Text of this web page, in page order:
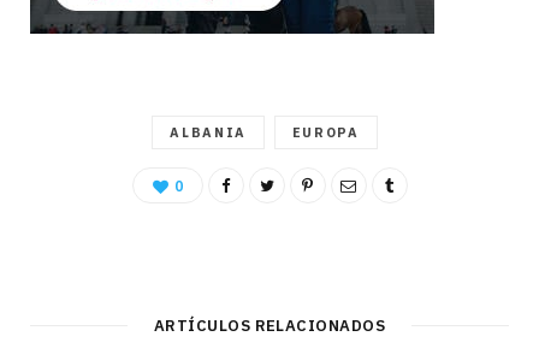
ALBANIA EUROPA
0
ARTÍCULOS RELACIONADOS